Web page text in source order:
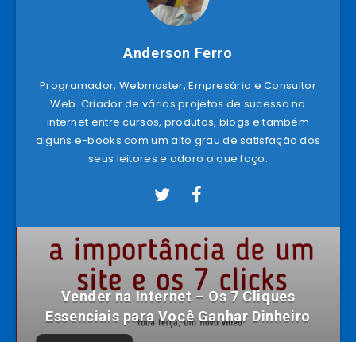
Anderson Ferro
Programador, Webmaster, Empresário e Consultor
Web. Criador de vários projetos de sucesso na
internet entre cursos, produtos, blogs e também
alguns e-books com um alto grau de satisfação dos
seus leitores e adoro o que faço.
Vender na Internet – Os 7 Cliques
Essenciais para Você Ganhar Dinheiro